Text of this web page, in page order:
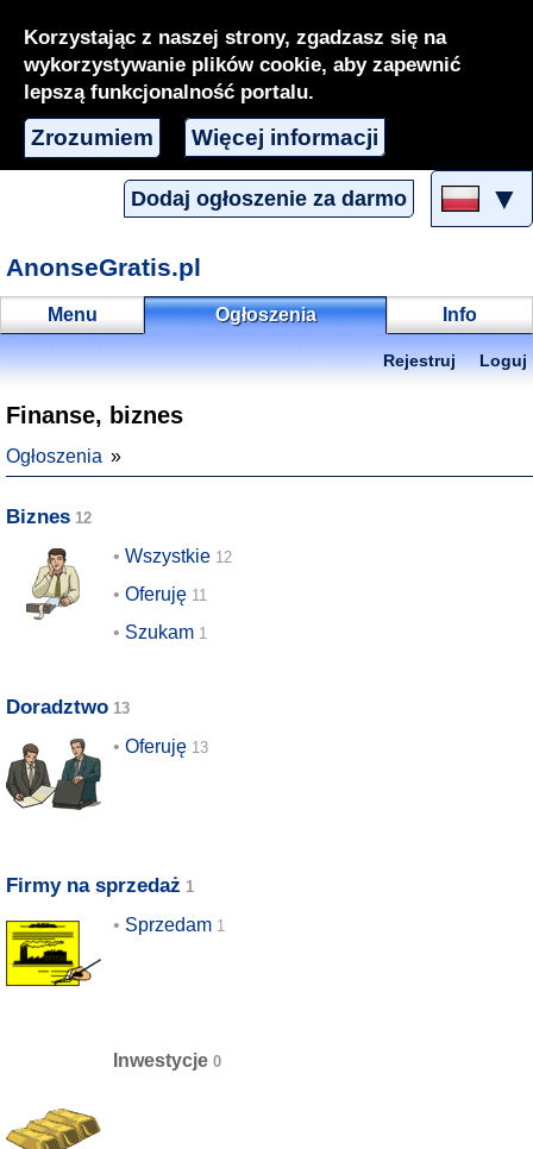
Korzystając z naszej strony, zgadzasz się na
wykorzystywanie plików cookie, aby zapewnić
lepszą funkcjonalność portalu.
Zrozumiem Więcej informacji
Dodaj ogłoszenie za darmo ▼
AnonseGratis.pl
Menu Ogłoszenia Info
Rejestruj Loguj
Finanse, biznes
Ogłoszenia
Biznes
Wszystkie
Oferuję
Szukam
Doradztwo
Oferuję
Firmy na sprzedaż
Sprzedam
Inwestycje